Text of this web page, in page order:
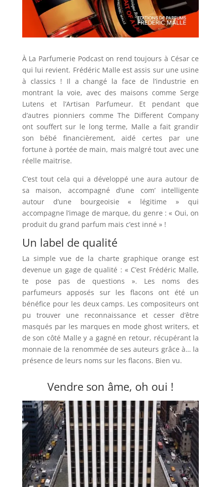
À La Parfumerie Podcast on rend toujours à César ce
qui lui revient. Frédéric Malle est assis sur une usine
à classics ! Il a changé la face de l’industrie en
montrant la voie, avec des maisons comme Serge
Lutens et l’Artisan Parfumeur. Et pendant que
d’autres pionniers comme The Different Company
ont souffert sur le long terme, Malle a fait grandir
son bébé financièrement, aidé certes par une
fortune à portée de main, mais malgré tout avec une
réelle maitrise.
C’est tout cela qui a développé une aura autour de
sa maison, accompagné d’une com’ intelligente
autour d’une bourgeoisie « légitime » qui
accompagne l’image de marque, du genre : « Oui, on
produit du grand parfum mais c’est inné » !
Un label de qualité
La simple vue de la charte graphique orange est
devenue un gage de qualité : « C’est Frédéric Malle,
te pose pas de questions ». Les noms des
parfumeurs apposés sur les flacons ont été un
bénéfice pour les deux camps. Les compositeurs ont
pu trouver une reconnaissance et cesser d’être
masqués par les marques en mode ghost writers, et
de son côté Malle y a gagné en retour, récupérant la
monnaie de la renommée de ses auteurs grâce à… la
présence de leurs noms sur les flacons. Bien vu.
Vendre son âme, oh oui !